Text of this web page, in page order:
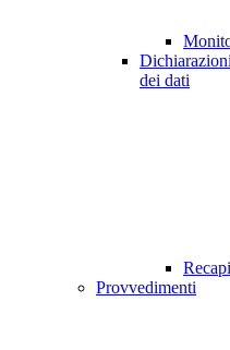
dei dati
Provvedimenti